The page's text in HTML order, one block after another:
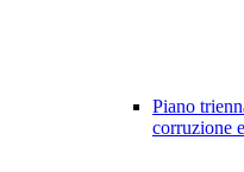
Piano
corruzione